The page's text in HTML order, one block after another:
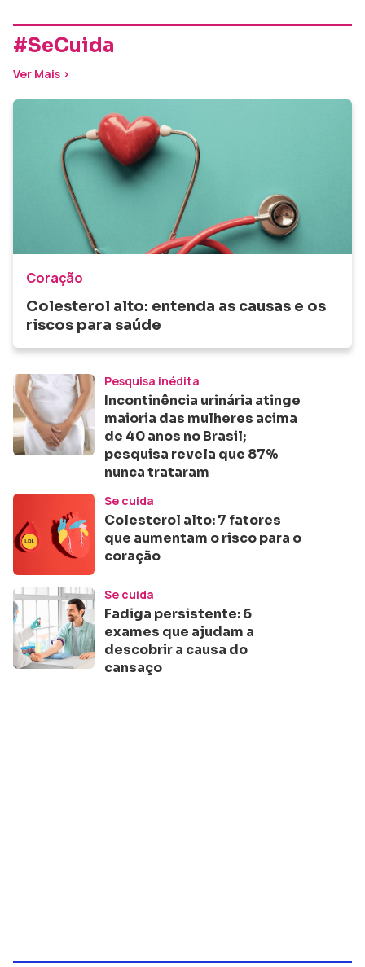
#SeCuida
Ver Mais >
Coração
Colesterol alto: entenda as causas e os
riscos para saúde
Pesquisa inédita
Incontinência urinária atinge
maioria das mulheres acima
de 40 anos no Brasil;
pesquisa revela que 87%
nunca trataram
Se cuida
Colesterol alto: 7 fatores
que aumentam o risco para o
coração
Se cuida
Fadiga persistente: 6
exames que ajudam a
descobrir a causa do
cansaço